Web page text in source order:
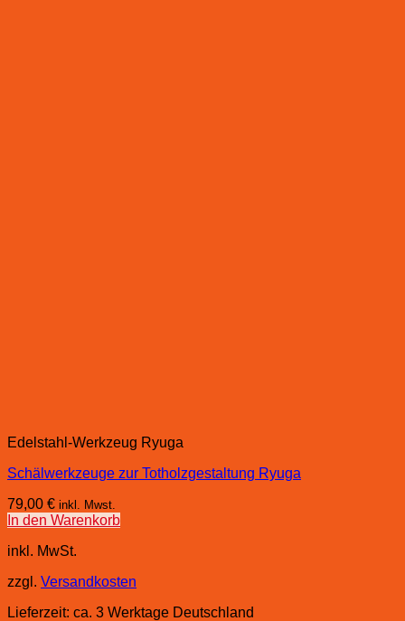
Edelstahl-Werkzeug Ryuga
Schälwerkzeuge zur Totholzgestaltung Ryuga
79,00 € inkl. Mwst.
In den Warenkorb
inkl. MwSt.
zzgl. Versandkosten
Lieferzeit: ca. 3 Werktage Deutschland